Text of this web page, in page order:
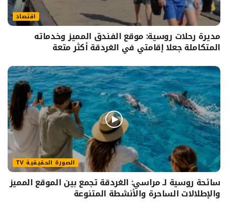
اقتصاد
مديرة رحلات روسية: موقع الفندق المميز وخدماته
المتكاملة جعلا إقامتي في الغردقة أكثر متعة
الصورة الحقيقية TV
سائحة روسية لـ مراسي: الغردقة تجمع بين الموقع المميز
والإطلالات الساحرة والأنشطة المتنوعة